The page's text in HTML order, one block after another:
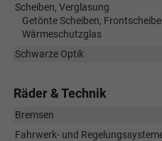
Scheiben, Verglasung
Getönte Scheiben,
Wärmeschutzglas
Schwarze Optik
Räder & Technik
Bremsen
Fahrwerk- und